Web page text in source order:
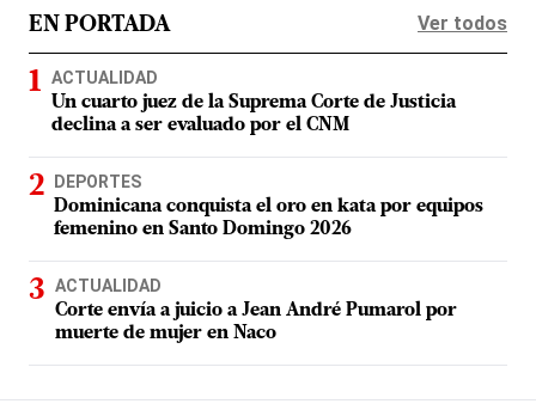
EN PORTADA Ver todos
ACTUALIDAD
Un cuarto juez de la Suprema Corte de Justicia
declina a ser evaluado por el CNM
DEPORTES
Dominicana conquista el oro en kata por equipos
femenino en Santo Domingo 2026
ACTUALIDAD
Corte envía a juicio a Jean André Pumarol por
muerte de mujer en Naco